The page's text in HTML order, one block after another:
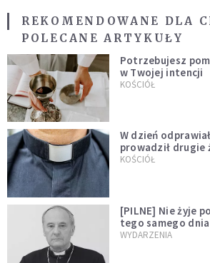
REKOMENDOWANE DLA
POLECANE ARTYKUŁY
Potrzebujesz
w Twojej intencji
KOŚCIÓŁ
W dzień
prowadził drugie
kazał mu opuścić
KOŚCIÓŁ
[PILNE] Nie żyje
tego samego
sprawował Mszę
WYDARZENIA